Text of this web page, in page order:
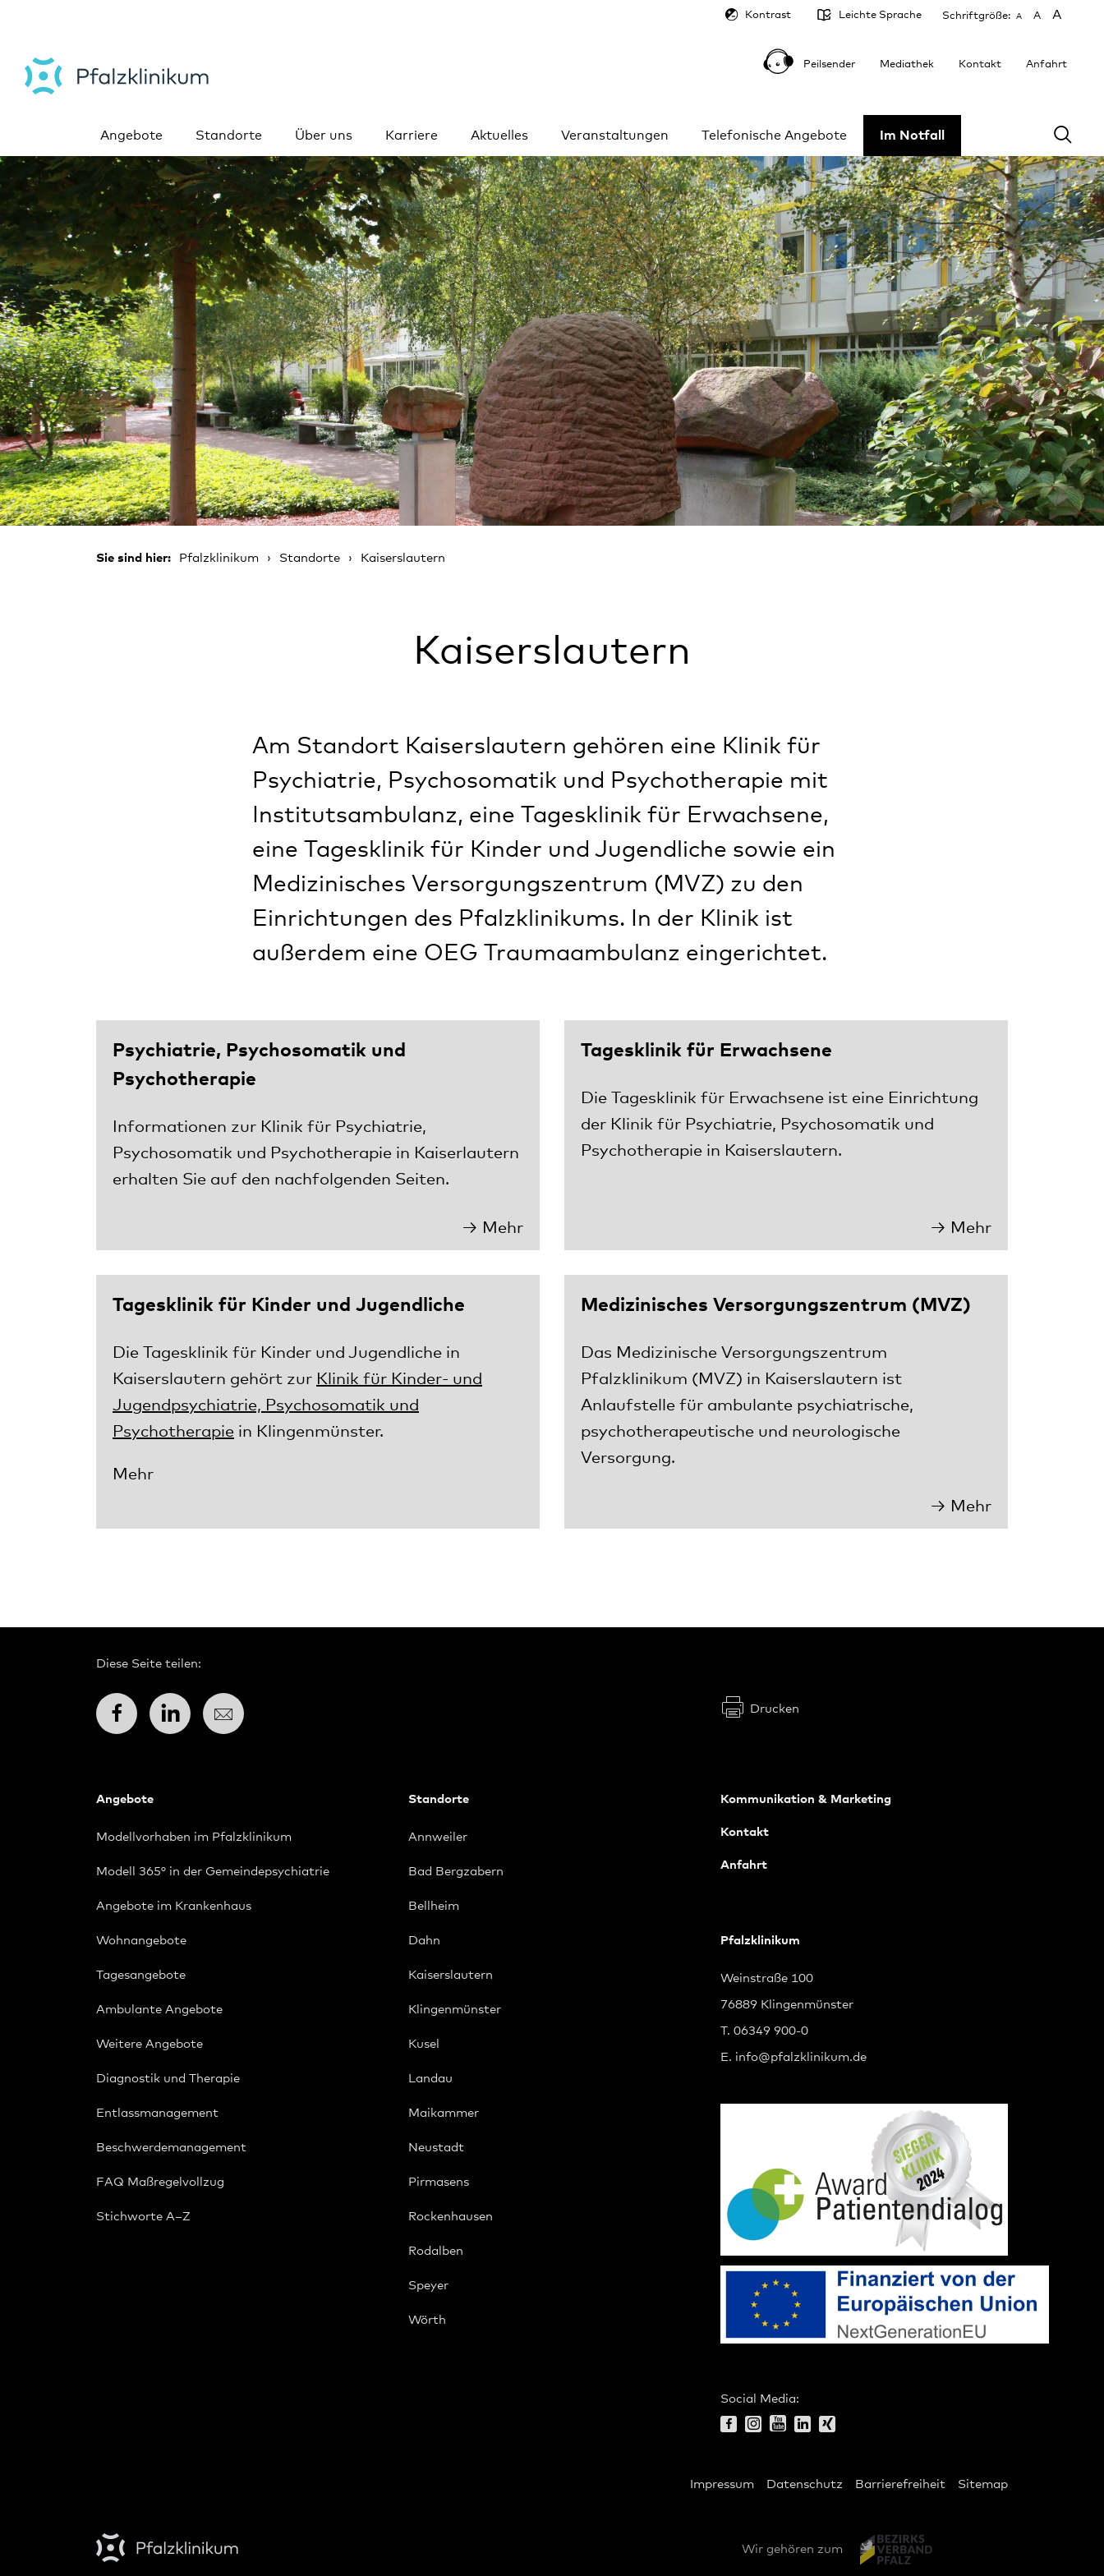
Angebote Standorte Über uns Karriere Aktuelles Veranstaltungen Telefonische Angebote Im Notfall
Schriftgröße: A A A
Leichte Sprache
Kontrast
Anfahrt
Kontakt
Mediathek
Peilsender
Sie sind hier: Pfalzklinikum Standorte Kaiserslautern
Kaiserslautern
Am Standort Kaiserslautern gehören eine Klinik für
Psychiatrie, Psychosomatik und Psychotherapie mit
Institutsambulanz, eine Tagesklinik für Erwachsene,
eine Tagesklinik für Kinder und Jugendliche sowie ein
Medizinisches Versorgungszentrum (MVZ) zu den
Einrichtungen des Pfalzklinikums. In der Klinik ist
außerdem eine OEG Traumaambulanz eingerichtet.
Psychiatrie, Psychosomatik und
Psychotherapie
Informationen zur Klinik für Psychiatrie,
Psychosomatik und Psychotherapie in Kaiserlautern
erhalten Sie auf den nachfolgenden Seiten.
Mehr
Tagesklinik für Erwachsene
Die Tagesklinik für Erwachsene ist eine Einrichtung
der Klinik für Psychiatrie, Psychosomatik und
Psychotherapie in Kaiserslautern.
Mehr
Tagesklinik für Kinder und Jugendliche
Die Tagesklinik für Kinder und Jugendliche in
Kaiserslautern gehört zur Klinik für Kinder- und
Jugendpsychiatrie, Psychosomatik und
Psychotherapie in Klingenmünster.
Mehr
Medizinisches Versorgungszentrum (MVZ)
Das Medizinische Versorgungszentrum
Pfalzklinikum (MVZ) in Kaiserslautern ist
Anlaufstelle für ambulante psychiatrische,
psychotherapeutische und neurologische
Versorgung.
Mehr
Diese Seite teilen:
FacebookLinkedIn Drucken
Angebote
Modellvorhaben im Pfalzklinikum
Modell 365° in der Gemeindepsychiatrie
Angebote im Krankenhaus
Wohnangebote
Tagesangebote
Ambulante Angebote
Weitere Angebote
Diagnostik und Therapie
Entlassmanagement
Beschwerdemanagement
FAQ Maßregelvollzug
Stichworte A–Z
Standorte
Annweiler
Bad Bergzabern
Bellheim
Dahn
Kaiserslautern
Klingenmünster
Kusel
Landau
Maikammer
Neustadt
Pirmasens
Rockenhausen
Rodalben
Speyer
Wörth
Kommunikation & Marketing
Kontakt
Anfahrt
Pfalzklinikum
Weinstraße 100
76889 Klingenmünster
T. 06349 900-0
E. info@pfalzklinikum.de
Social Media:
Impressum Datenschutz Barrierefreiheit Sitemap
Wir gehören zum